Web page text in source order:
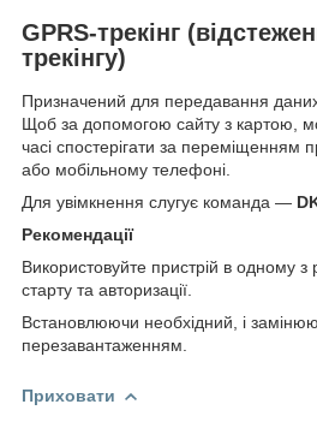
GPRS-трекінг
трекінгу)
Призначений для передавання
Щоб за допомогою сайту з картою,
часі спостерігати за переміщенням
або мобільному телефоні.
Для увімкнення слугує команда —
Рекомендації
Використовуйте пристрій в одному з
старту та авторизації.
Встановлюючи необхідний, і
перезавантаженням.
Приховати